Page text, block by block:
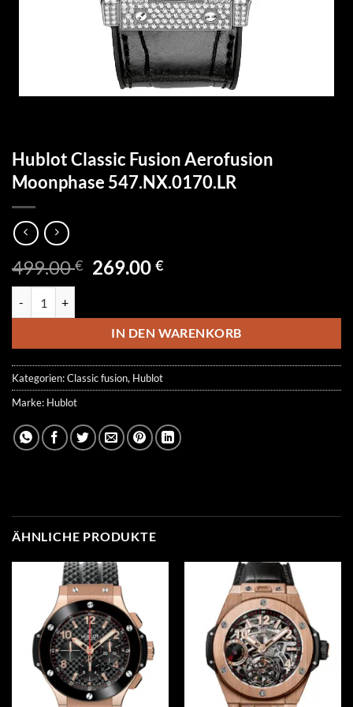
Hublot Classic Fusion Aerofusion
Moonphase 547.NX.0170.LR
499.00€ Ursprünglicher
499.00 €
269.00€Aktueller
269.00 €.
IN DEN WARENKORB
Kategorien:Classic fusion, Hublot
Marke: Hublot
ÄHNLICHE PRODUKTE